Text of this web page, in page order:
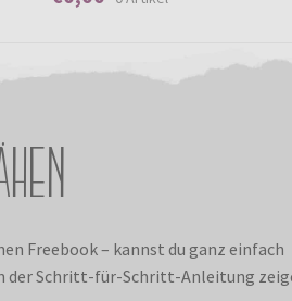
Freebook – kannst du ganz einfach
der Schritt-für-Schritt-Anleitung